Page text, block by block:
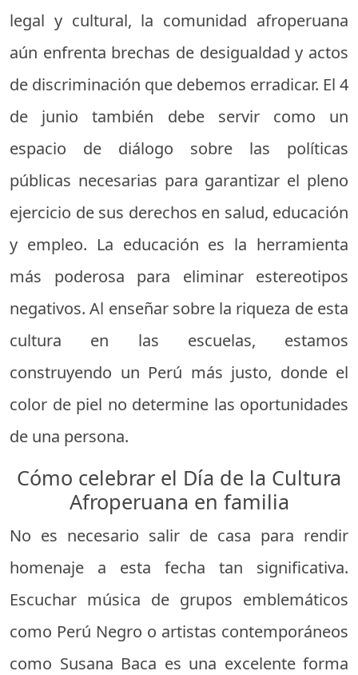
legal y cultural, la comunidad afroperuana
aún enfrenta brechas de desigualdad y actos
de discriminación que debemos erradicar. El 4
de junio también debe servir como un
espacio de diálogo sobre las políticas
públicas necesarias para garantizar el pleno
ejercicio de sus derechos en salud, educación
y empleo. La educación es la herramienta
más poderosa para eliminar estereotipos
negativos. Al enseñar sobre la riqueza de esta
cultura en las escuelas, estamos
construyendo un Perú más justo, donde el
color de piel no determine las oportunidades
de una persona.
Cómo celebrar el Día de la Cultura
Afroperuana en familia
No es necesario salir de casa para rendir
homenaje a esta fecha tan significativa.
Escuchar música de grupos emblemáticos
como Perú Negro o artistas contemporáneos
como Susana Baca es una excelente forma